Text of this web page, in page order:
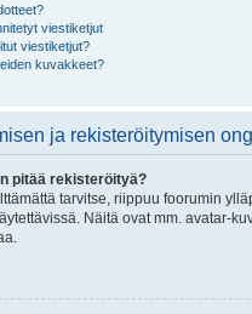
viestiketjut
viestiketjut?
kuvakkeet?
ja rekisteröitymisen
pitää rekisteröityä?
tarvitse, riippuu foorumin
Näitä ovat mm. avatar-